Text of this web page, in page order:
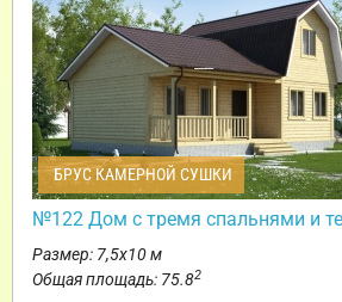
БРУС КАМЕРНОЙ СУШКИ
№122 Дом с тремя спальнями и
Размер: 7,5х10 м
Общая площадь: 75.82